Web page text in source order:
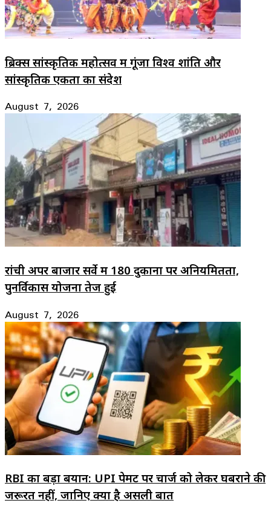
ब्रिक्स सांस्कृतिक महोत्सव में गूंजा विश्व शांति और
सांस्कृतिक एकता का संदेश
August 7, 2026
रांची अपर बाजार सर्वे में 180 दुकानों पर अनियमितता,
पुनर्विकास योजना तेज हुई
August 7, 2026
RBI का बड़ा बयान: UPI पेमेंट पर चार्ज को लेकर घबराने की
जरूरत नहीं, जानिए क्या है असली बात